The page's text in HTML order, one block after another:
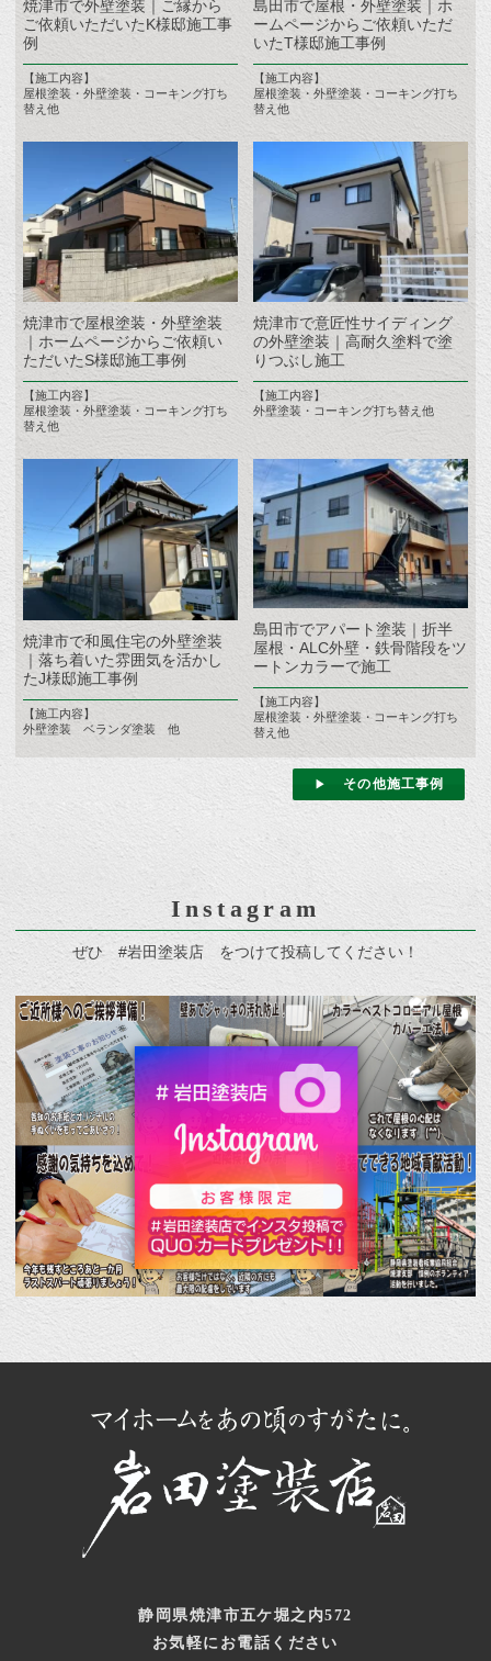
焼津市で外壁塗装｜ご縁から
ご依頼いただいたK様邸施工事
例
【施工内容】
屋根塗装・外壁塗装・コーキング打ち
替え他
島田市で屋根・外壁塗装｜ホ
ームページからご依頼いただ
いたT様邸施工事例
【施工内容】
屋根塗装・外壁塗装・コーキング打ち
替え他
焼津市で屋根塗装・外壁塗装
｜ホームページからご依頼い
ただいたS様邸施工事例
【施工内容】
屋根塗装・外壁塗装・コーキング打ち
替え他
焼津市で意匠性サイディング
の外壁塗装｜高耐久塗料で塗
りつぶし施工
【施工内容】
外壁塗装・コーキング打ち替え他
焼津市で和風住宅の外壁塗装
｜落ち着いた雰囲気を活かし
たJ様邸施工事例
【施工内容】
外壁塗装 ベランダ塗装 他
島田市でアパート塗装｜折半
屋根・ALC外壁・鉄骨階段をツ
ートンカラーで施工
【施工内容】
屋根塗装・外壁塗装・コーキング打ち
替え他
その他施工事例
Instagram
ぜひ #岩田塗装店 をつけて投稿してください！
静岡県焼津市五ケ堀之内572
お気軽にお電話ください